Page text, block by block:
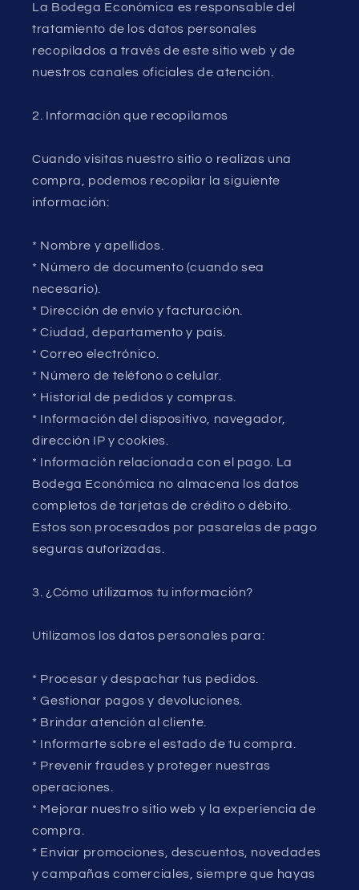
La Bodega Económica es responsable del
tratamiento de los datos personales
recopilados a través de este sitio web y de
nuestros canales oficiales de atención.
2. Información que recopilamos
Cuando visitas nuestro sitio o realizas una
compra, podemos recopilar la siguiente
información:
* Nombre y apellidos.
* Número de documento (cuando sea
necesario).
* Dirección de envío y facturación.
* Ciudad, departamento y país.
* Correo electrónico.
* Número de teléfono o celular.
* Historial de pedidos y compras.
* Información del dispositivo, navegador,
dirección IP y cookies.
* Información relacionada con el pago. La
Bodega Económica no almacena los datos
completos de tarjetas de crédito o débito.
Estos son procesados por pasarelas de pago
seguras autorizadas.
3. ¿Cómo utilizamos tu información?
Utilizamos los datos personales para:
* Procesar y despachar tus pedidos.
* Gestionar pagos y devoluciones.
* Brindar atención al cliente.
* Informarte sobre el estado de tu compra.
* Prevenir fraudes y proteger nuestras
operaciones.
* Mejorar nuestro sitio web y la experiencia de
compra.
* Enviar promociones, descuentos, novedades
y campañas comerciales, siempre que hayas